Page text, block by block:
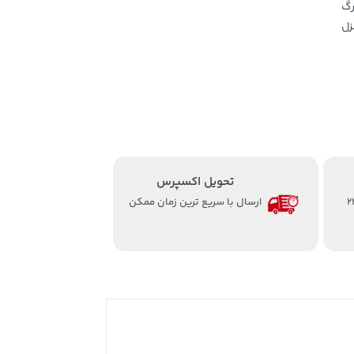
8 الی 24
تحویل اکسپرس
ارسال با سریع ترین زمان ممکن